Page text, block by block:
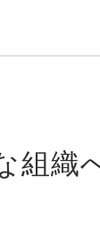
組織